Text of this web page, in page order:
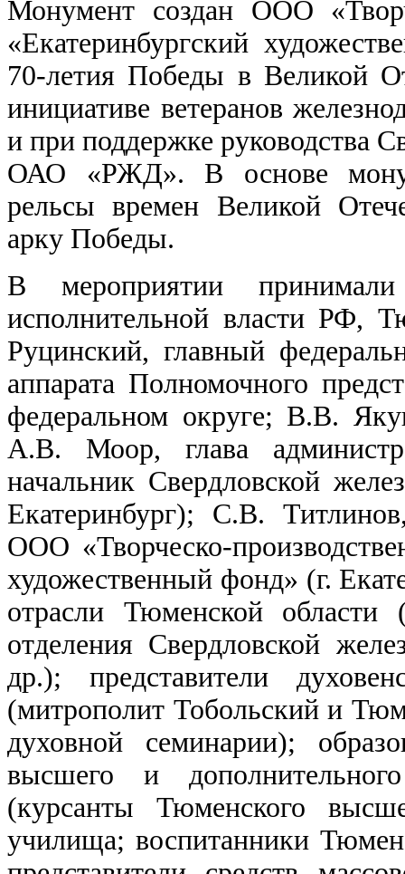
Монумент создан ООО
«Екатеринбургский
70-летия Победы в Великой
инициативе ветеранов
и при поддержке руководства
ОАО «РЖД». В основе
рельсы времен Великой
арку Победы.
В мероприятии принимали
исполнительной власти РФ,
Руцинский, главный
аппарата Полномочного
федеральном округе; В.В.
А.В. Моор, глава
начальник Свердловской
Екатеринбург); С.В.
ООО «Творческо-
художественный фонд» (г.
отрасли Тюменской
отделения Свердловской
др.); представители
(митрополит Тобольский и
духовной семинарии);
высшего и
(курсанты Тюменского
училища; воспитанники